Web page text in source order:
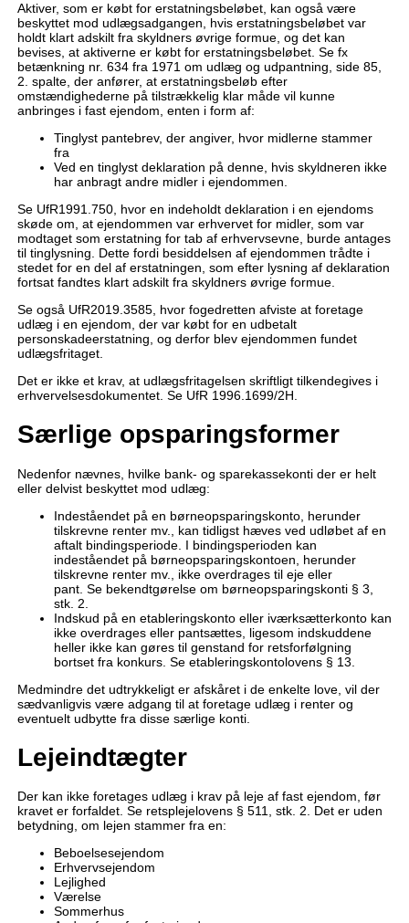
Aktiver, som er købt for erstatningsbeløbet, kan også være
beskyttet mod udlægsadgangen, hvis erstatningsbeløbet var
holdt klart adskilt fra skyldners øvrige formue, og det kan
bevises, at aktiverne er købt for erstatningsbeløbet. Se fx
betænkning nr. 634 fra 1971 om udlæg og udpantning, side 85,
2. spalte, der anfører, at erstatningsbeløb efter
omstændighederne på tilstrækkelig klar måde vil kunne
anbringes i fast ejendom, enten i form af:
Tinglyst pantebrev, der angiver, hvor midlerne stammer
fra
Ved en tinglyst deklaration på denne, hvis skyldneren ikke
har anbragt andre midler i ejendommen.
Se UfR1991.750, hvor en indeholdt deklaration i en ejendoms
skøde om, at ejendommen var erhvervet for midler, som var
modtaget som erstatning for tab af erhvervsevne, burde antages
til tinglysning. Dette fordi besiddelsen af ejendommen trådte i
stedet for en del af erstatningen, som efter lysning af deklaration
fortsat fandtes klart adskilt fra skyldners øvrige formue.
Se også UfR2019.3585, hvor fogedretten afviste at foretage
udlæg i en ejendom, der var købt for en udbetalt
personskadeerstatning, og derfor blev ejendommen fundet
udlægsfritaget.
Det er ikke et krav, at udlægsfritagelsen skriftligt tilkendegives i
erhvervelsesdokumentet. Se UfR 1996.1699/2H.
Særlige opsparingsformer
Nedenfor nævnes, hvilke bank- og sparekassekonti der er helt
eller delvist beskyttet mod udlæg:
Indeståendet på en børneopsparingskonto, herunder
tilskrevne renter mv., kan tidligst hæves ved udløbet af en
aftalt bindingsperiode. I bindingsperioden kan
indeståendet på børneopsparingskontoen, herunder
tilskrevne renter mv., ikke overdrages til eje eller
pant. Se bekendtgørelse om børneopsparingskonti § 3,
stk. 2.
Indskud på en etableringskonto eller iværksætterkonto kan
ikke overdrages eller pantsættes, ligesom indskuddene
heller ikke kan gøres til genstand for retsforfølgning
bortset fra konkurs. Se etableringskontolovens § 13.
Medmindre det udtrykkeligt er afskåret i de enkelte love, vil der
sædvanligvis være adgang til at foretage udlæg i renter og
eventuelt udbytte fra disse særlige konti.
Lejeindtægter
Der kan ikke foretages udlæg i krav på leje af fast ejendom, før
kravet er forfaldet. Se retsplejelovens § 511, stk. 2. Det er uden
betydning, om lejen stammer fra en:
Beboelsesejendom
Erhvervsejendom
Lejlighed
Værelse
Sommerhus